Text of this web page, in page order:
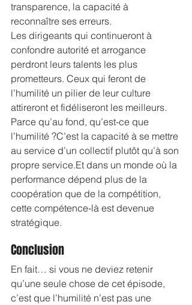
transparence, la capacité à
reconnaître ses erreurs.
Les dirigeants qui continueront à
confondre autorité et arrogance
perdront leurs talents les plus
prometteurs. Ceux qui feront de
l’humilité un pilier de leur culture
attireront et fidéliseront les meilleurs.
Parce qu’au fond, qu’est-ce que
l’humilité ?C’est la capacité à se mettre
au service d’un collectif plutôt qu’à son
propre service.Et dans un monde où la
performance dépend plus de la
coopération que de la compétition,
cette compétence-là est devenue
stratégique.
Conclusion
En fait… si vous ne deviez retenir
qu’une seule chose de cet épisode,
c’est que l’humilité n’est pas une